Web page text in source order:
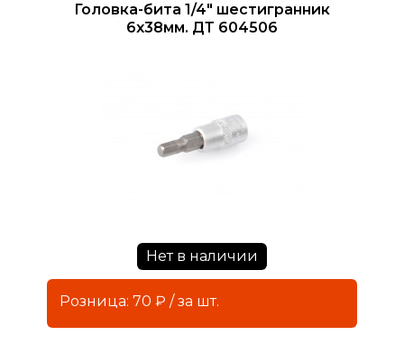
Головка-бита 1/4" шестигранник
6х38мм. ДТ 604506
Нет в наличии
Розница: 70 ₽ / за шт.